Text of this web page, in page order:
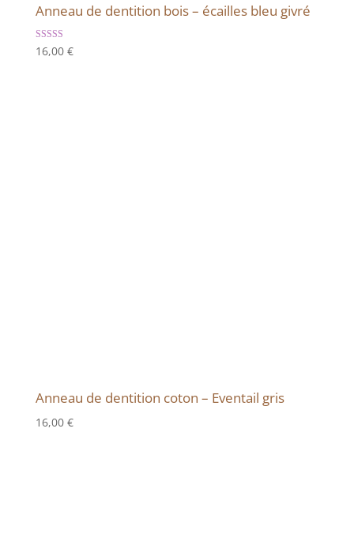
Anneau de dentition bois – écailles bleu givré
Note
5.00
16,00 €
Anneau de dentition coton – Eventail gris
16,00 €